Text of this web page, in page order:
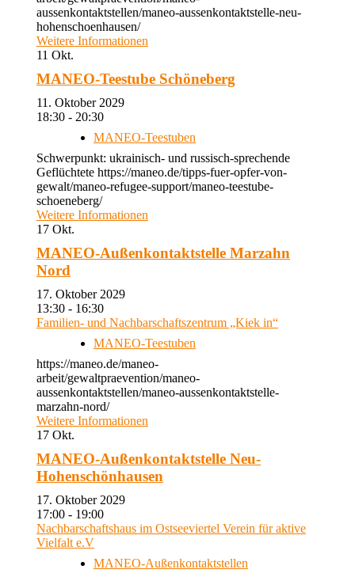
aussenkontaktstellen/maneo-aussenkontaktstelle-neu-
hohenschoenhausen/
Weitere Informationen
11 Okt.
MANEO-Teestube Schöneberg
11. Oktober 2029
18:30 - 20:30
MANEO-Teestuben
Schwerpunkt: ukrainisch- und russisch-sprechende
Geflüchtete https://maneo.de/tipps-fuer-opfer-von-
gewalt/maneo-refugee-support/maneo-teestube-
schoeneberg/
Weitere Informationen
17 Okt.
MANEO-Außenkontaktstelle Marzahn
Nord
17. Oktober 2029
13:30 - 16:30
Familien- und Nachbarschaftszentrum „Kiek in“
MANEO-Teestuben
https://maneo.de/maneo-
arbeit/gewaltpraevention/maneo-
aussenkontaktstellen/maneo-aussenkontaktstelle-
marzahn-nord/
Weitere Informationen
17 Okt.
MANEO-Außenkontaktstelle Neu-
Hohenschönhausen
17. Oktober 2029
17:00 - 19:00
Nachbarschaftshaus im Ostseeviertel Verein für aktive
Vielfalt e.V
MANEO-Außenkontaktstellen